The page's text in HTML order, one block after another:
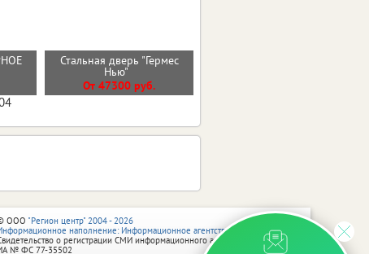
Стальная дверь "Гермес
Нью"
От 47300 руб.
ООО "Регион центр" 2004 - 2026
наполнение: Информационное агентство vRossii.ru
о регистрации СМИ информационного агентства vRossii.ru
№ ФС 77‑35502